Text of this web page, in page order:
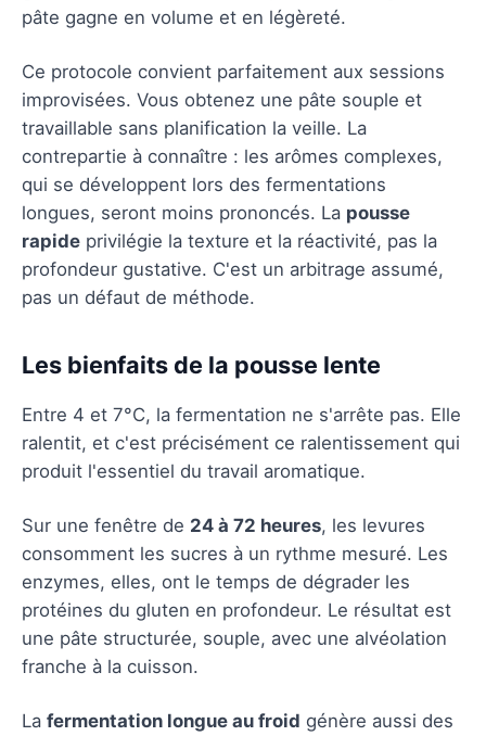
pâte gagne en volume et en légèreté.
Ce protocole convient parfaitement aux sessions
improvisées. Vous obtenez une pâte souple et
travaillable sans planification la veille. La
contrepartie à connaître : les arômes complexes,
qui se développent lors des fermentations
longues, seront moins prononcés. La pousse
rapide privilégie la texture et la réactivité, pas la
profondeur gustative. C'est un arbitrage assumé,
pas un défaut de méthode.
Les bienfaits de la pousse lente
Entre 4 et 7°C, la fermentation ne s'arrête pas. Elle
ralentit, et c'est précisément ce ralentissement qui
produit l'essentiel du travail aromatique.
Sur une fenêtre de 24 à 72 heures, les levures
consomment les sucres à un rythme mesuré. Les
enzymes, elles, ont le temps de dégrader les
protéines du gluten en profondeur. Le résultat est
une pâte structurée, souple, avec une alvéolation
franche à la cuisson.
La fermentation longue au froid génère aussi des